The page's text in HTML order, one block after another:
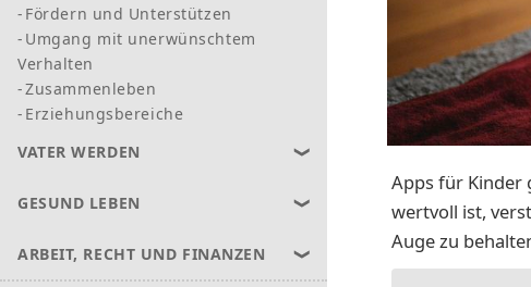
Fördern und Unterstützen
Umgang mit unerwünschtem
Verhalten
Zusammenleben
Erziehungsbereiche
VATER WERDEN
GESUND LEBEN
ARBEIT, RECHT UND FINANZEN
Apps für Kinder
wertvoll ist,
Auge zu